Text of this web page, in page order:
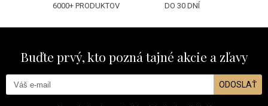
6000+ PRODUKTOV
DO 30 DNÍ
Buďte prvý, kto pozná tajné akcie a zľavy
ODOSLAŤ